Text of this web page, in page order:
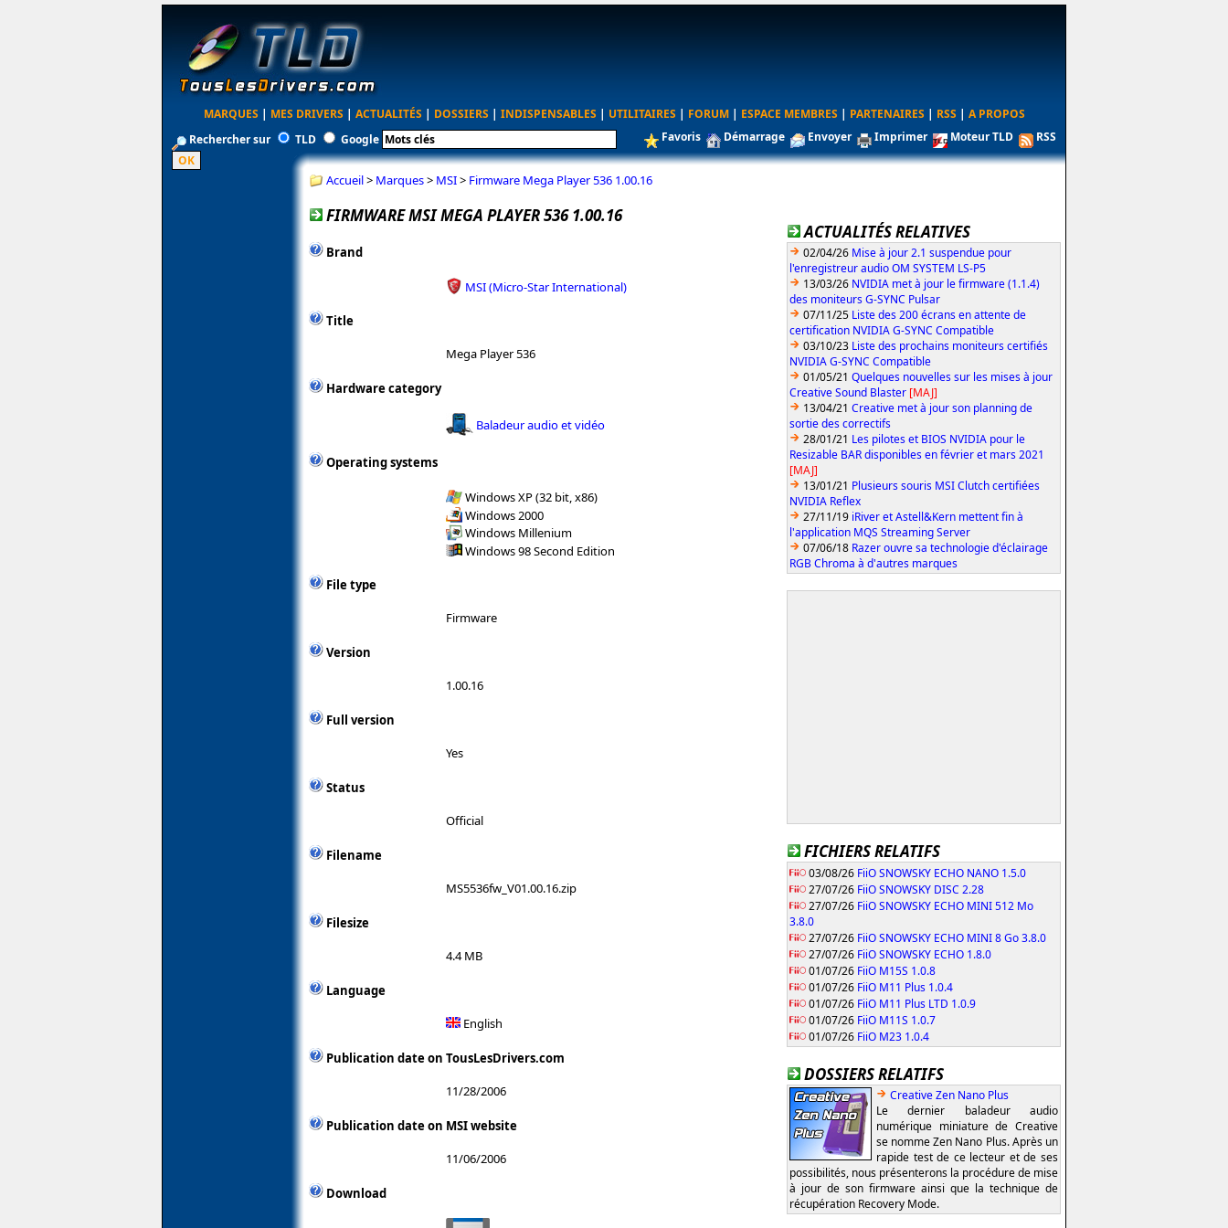
MARQUES | MES DRIVERS | ACTUALITÉS | DOSSIERS | INDISPENSABLES | UTILITAIRES | FORUM | ESPACE MEMBRES | PARTENAIRES | RSS | A PROPOS
Rechercher sur
TLD Google Favoris Démarrage Envoyer Imprimer Moteur TLD RSS
Accueil> Marques> MSI> Firmware Mega Player 536 1.00.16
FIRMWARE MSI MEGA PLAYER 536 1.00.16
Brand
MSI (Micro-Star International)
Title
Mega Player 536
Hardware category
Baladeur audio et vidéo
Operating systems
Windows XP (32 bit, x86)
Windows 2000
Windows Millenium
Windows 98 Second Edition
File type
Firmware
Version
1.00.16
Full version
Yes
Status
Official
Filename
MS5536fw_V01.00.16.zip
Filesize
4.4 MB
Language
English
Publication date on TousLesDrivers.com
11/28/2006
Publication date on MSI website
11/06/2006
Download
ACTUALITÉS RELATIVES
02/04/26 Mise à jour 2.1 suspendue pour
l'enregistreur audio OM SYSTEM LS-P5
13/03/26 NVIDIA met à jour le firmware (1.1.4)
des moniteurs G-SYNC Pulsar
07/11/25 Liste des 200 écrans en attente de
certification NVIDIA G-SYNC Compatible
03/10/23 Liste des prochains moniteurs certifiés
NVIDIA G-SYNC Compatible
01/05/21 Quelques nouvelles sur les mises à jour
Creative Sound Blaster [MAJ]
13/04/21 Creative met à jour son planning de
sortie des correctifs
28/01/21 Les pilotes et BIOS NVIDIA pour le
Resizable BAR disponibles en février et mars 2021
[MAJ]
13/01/21 Plusieurs souris MSI Clutch certifiées
NVIDIA Reflex
27/11/19 iRiver et Astell&Kern mettent fin à
l'application MQS Streaming Server
07/06/18 Razer ouvre sa technologie d'éclairage
RGB Chroma à d'autres marques
FICHIERS RELATIFS
03/08/26 FiiO SNOWSKY ECHO NANO 1.5.0
27/07/26 FiiO SNOWSKY DISC 2.28
27/07/26 FiiO SNOWSKY ECHO MINI 512 Mo
3.8.0
27/07/26 FiiO SNOWSKY ECHO MINI 8 Go 3.8.0
27/07/26 FiiO SNOWSKY ECHO 1.8.0
01/07/26 FiiO M15S 1.0.8
01/07/26 FiiO M11 Plus 1.0.4
01/07/26 FiiO M11 Plus LTD 1.0.9
01/07/26 FiiO M11S 1.0.7
01/07/26 FiiO M23 1.0.4
DOSSIERS RELATIFS
Creative Zen Nano Plus
Le dernier baladeur audio
numérique miniature de Creative
se nomme Zen Nano Plus. Après un
rapide test de ce lecteur et de ses
possibilités, nous présenterons la procédure de mise
à jour de son firmware ainsi que la technique de
récupération Recovery Mode.